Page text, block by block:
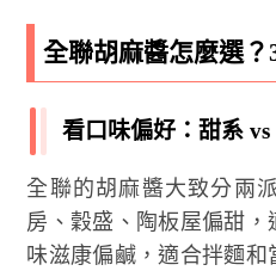
全聯胡麻醬怎麼選
看口味偏好：甜系 vs
全聯的胡麻醬大致分兩
房、穀盛、陶板屋偏甜，
味滋康偏鹹，適合拌麵